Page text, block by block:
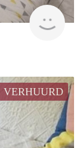
VERHUURD